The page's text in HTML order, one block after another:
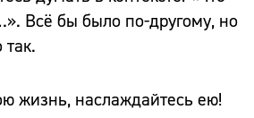
Всё бы было по-другому, но
жизнь, наслаждайтесь ею!